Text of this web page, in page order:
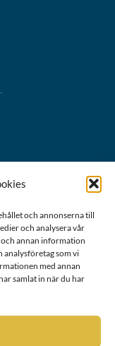
och annonserna till
och analysera vår
annan information
analysföretag som vi
med annan
samlat in när du har